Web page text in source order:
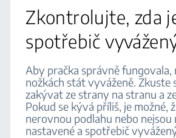
Zkontrolujte, zda
spotřebič
Aby pračka správně fungovala,
nožkách stát vyváženě. Zkuste
zakývat ze strany na stranu a
Pokud se kývá příliš, je možné,
nerovnou podlahu nebo nejsou
nastavené a spotřebič